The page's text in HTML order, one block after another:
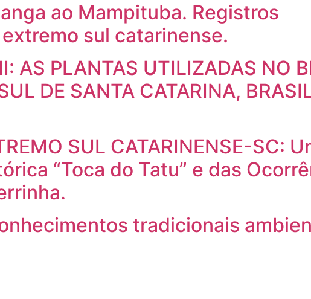
ao Mampituba. Registros
sul catarinense.
AS PLANTAS UTILIZADAS NO
DE SANTA CATARINA,
SUL CATARINENSE-SC:
“Toca do Tatu” e das
tradicionais